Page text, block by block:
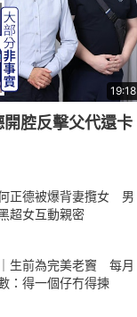
19:18
腔反擊父代還卡
正德被爆背妻攬女 男
超女互動親密
生前為完美老竇 每月
：得一個仔冇得揀